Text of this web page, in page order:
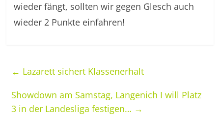
wieder fängt, sollten wir gegen Glesch auch
wieder 2 Punkte einfahren!
← Lazarett sichert Klassenerhalt
Showdown am Samstag, Langenich I will Platz
3 in der Landesliga festigen… →